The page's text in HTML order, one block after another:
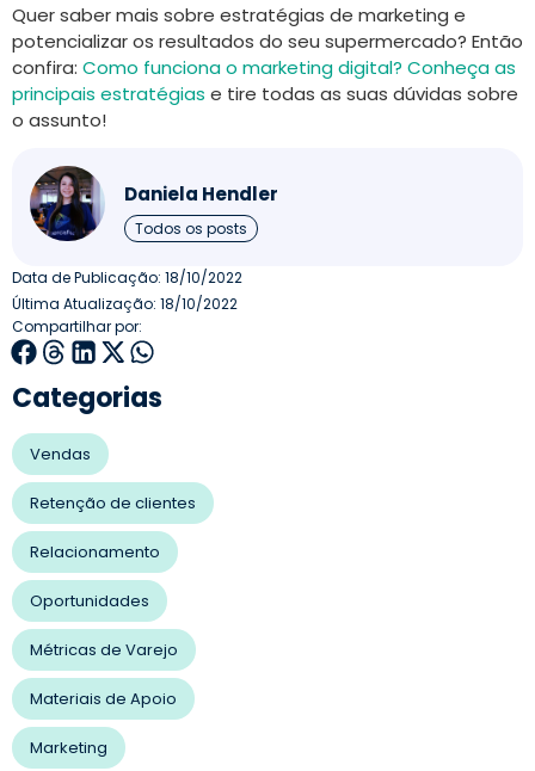
Quer saber mais sobre estratégias de marketing e
potencializar os resultados do seu supermercado? Então
confira: Como funciona o marketing digital? Conheça as
principais estratégias e tire todas as suas dúvidas sobre
o assunto!
Daniela Hendler
Todos os posts
Data de Publicação: 18/10/2022
Última Atualização: 18/10/2022
Compartilhar por:
Categorias
Vendas
Retenção de clientes
Relacionamento
Oportunidades
Métricas de Varejo
Materiais de Apoio
Marketing